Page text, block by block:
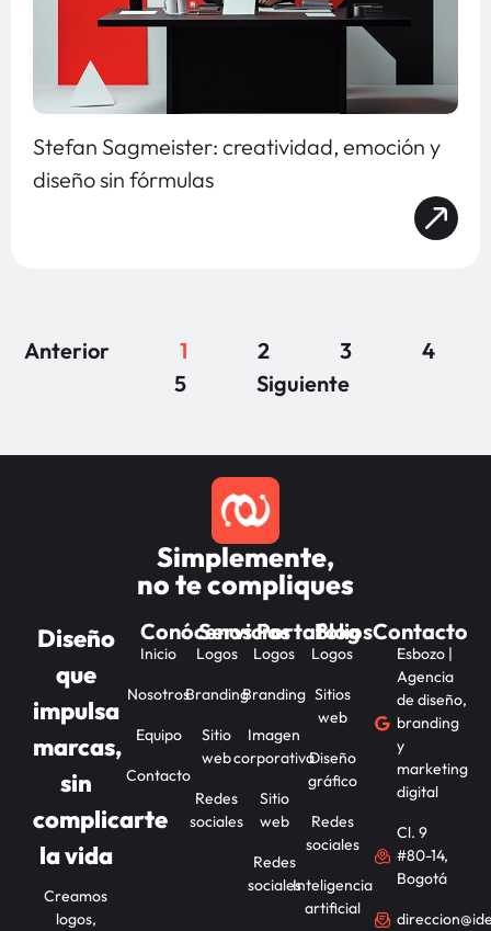
Stefan Sagmeister: creatividad, emoción y
diseño sin fórmulas
Anterior 1 2 3
4
5
Siguiente
Simplemente,
no te compliques
Diseño
que
impulsa
marcas,
sin
complicarte
la vida
Creamos
logos,
Conócenos
Inicio
Nosotros
Equipo
Contacto
Servicios
Logos
Branding
Sitio
web
Redes
sociales
Portafolios
Logos
Branding
Imagen
corporativa
Sitio
web
Redes
sociales
Blog
Logos
Sitios
web
Diseño
gráfico
Redes
sociales
Inteligencia
artificial
Contacto
Esbozo |
Agencia
de diseño,
branding
y
marketing
digital
Cl. 9
#80-14,
Bogotá